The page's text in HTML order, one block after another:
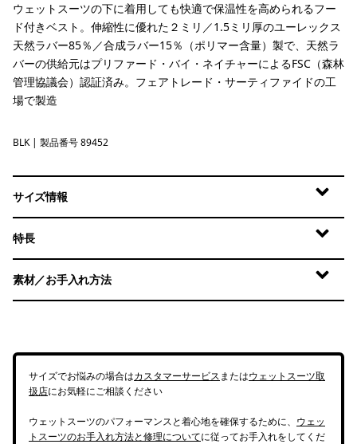
ウェットスーツの下に着用しても快適で保温性を高められるフー
ド付きベスト。伸縮性に優れた２ミリ／1.5ミリ厚のユーレックス
天然ラバー85％／合成ラバー15％（ポリマー含量）製で、天然ラ
バーの供給元はプリファード・バイ・ネイチャーによるFSC（森林
管理協議会）認証済み。フェアトレード・サーティファイドの工
場で製造
Black
BLK | 製品番号 89452
サイズ情報
特長
素材／お手入れ方法
サイズでお悩みの場合はカスタマーサービスまたはウェットスーツ取
扱店にお気軽にご相談ください
ウェットスーツのパフォーマンスと着心地を確保するために、 ウェッ
トスーツのお手入れ方法と修理についてに従ってお手入れをしてくだ